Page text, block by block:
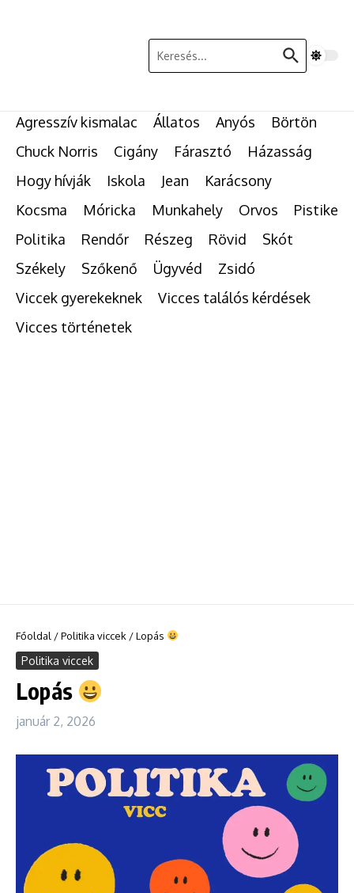
Keresés:
Agresszív kismalac Állatos Anyós
Börtön
Chuck Norris
Cigány Fárasztó
Házasság
Hogy hívják
Iskola Jean
Karácsony
Kocsma
Móricka Munkahely Orvos
Pistike
Politika
Rendőr Részeg Rövid
Skót
Székely
Szőkenő Ügyvéd
Zsidó
Viccek gyerekeknek
Vicces találós kérdések
Vicces történetek
Főoldal /Politika viccek /Lopás
Politika viccek
Lopás
január 2, 2026